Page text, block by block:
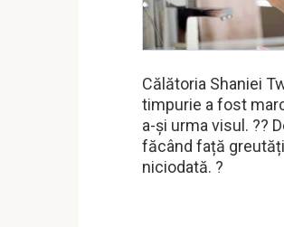
Călătoria Shaniei
timpurie a fost
a-și urma visul. ??
făcând față
niciodată. ?